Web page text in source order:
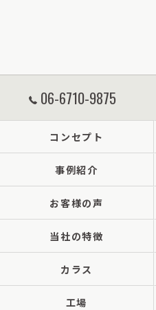
06-6710-9875
コンセプト
事例紹介
お客様の声
当社の特徴
カラス
工場